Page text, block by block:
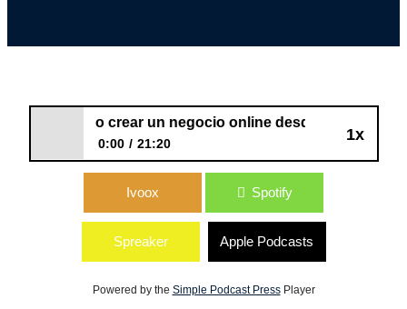
1x
103: Cómo crear un negocio online desde cero
0:00 21:20
103: Cómo crear un negocio online
Ivoox Spotify
Spreaker Apple Podcasts
Powered by the Simple Podcast PressPlayer